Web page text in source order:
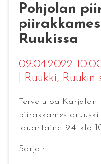
Pohjolan
Ruukissa
09.04.2022
Ruukki, Ruukin
Tervetuloa
lauantaina 9.4. klo
Sarjat: